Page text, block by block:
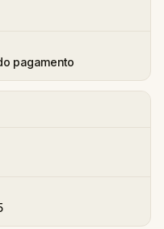
pagamento